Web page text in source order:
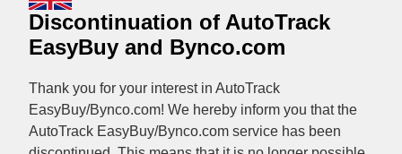
Discontinuation of AutoTrack
EasyBuy and Bynco.com
Thank you for your interest in AutoTrack
EasyBuy/Bynco.com! We hereby inform you that the
AutoTrack EasyBuy/Bynco.com service has been